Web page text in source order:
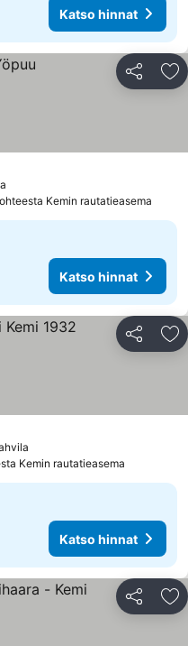
Katso hinnat
Jaa
Kemin rautatieasema
Katso hinnat
Jaa
Kemin rautatieasema
Katso hinnat
Jaa